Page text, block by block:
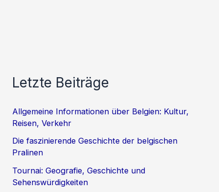
Letzte Beiträge
Allgemeine Informationen über Belgien: Kultur,
Reisen, Verkehr
Die faszinierende Geschichte der belgischen
Pralinen
Tournai: Geografie, Geschichte und
Sehenswürdigkeiten